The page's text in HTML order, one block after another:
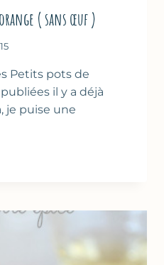
( sans œuf )
Petits pots de
il y a déjà
je puise une